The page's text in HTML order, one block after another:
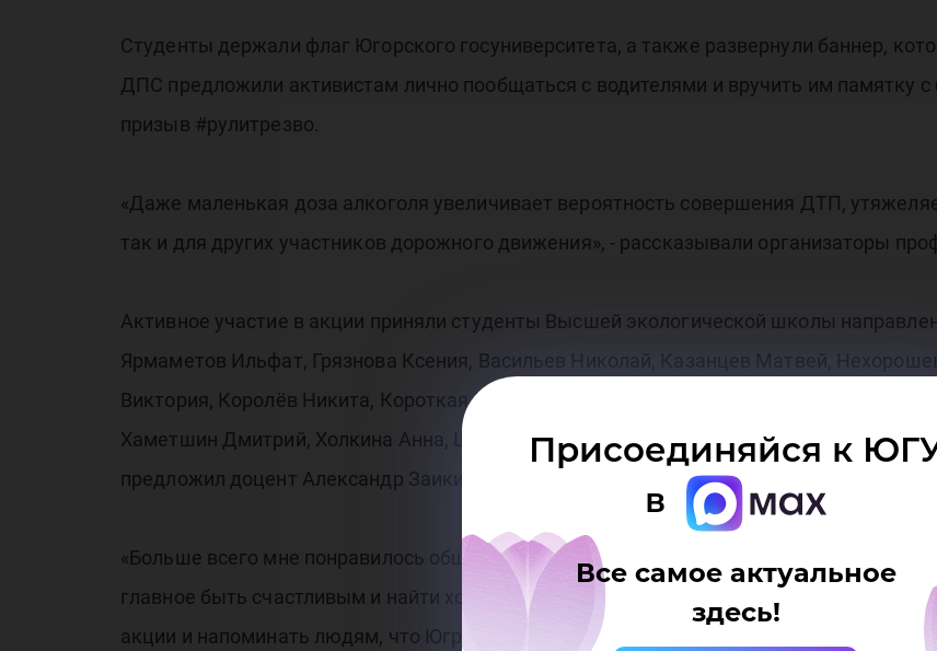
Присоединяйся к
в
Все самое актуальное
здесь!
Студенты держали флаг Югорского госуниверситета, а также развернули баннер,
ДПС предложили активистам лично пообщаться с водителями и вручить им памятку
призыв #рулитрезво.
«Даже маленькая доза алкоголя увеличивает вероятность совершения ДТП,
так и для других участников дорожного движения», - рассказывали организаторы
Активное участие в акции приняли студенты Высшей экологической школы
Ярмаметов Ильфат, Грязнова Ксения, Васильев Николай, Казанцев Матвей,
Виктория, Королёв Никита, Короткая Василина, Кочнева Ольга, Красноперова
Хаметшин Дмитрий, Холкина Анна, Шадрина Валерия и Ширяева Екатерина. Добавим,
предложил доцент Александр Заикин.
«Больше всего мне понравилось общаться с водителями, они отнеслись к нам с
главное быть счастливым и найти хобби, тогда алкоголь уж точно не потребуется.
акции и напоминать людям, что Югра рулит трезво, ведь всех нас дома ждут наши